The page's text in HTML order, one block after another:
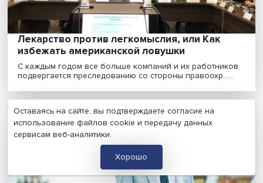
Ассимиляция, сепарация, интеграция: как
русские приспосабливались к новым